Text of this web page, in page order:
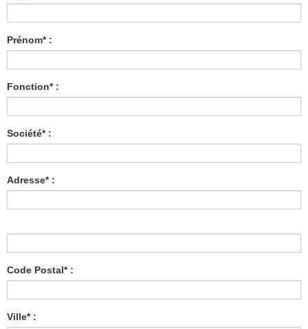
Prénom* :
Fonction* :
Société* :
Adresse* :
Code Postal* :
Ville* :